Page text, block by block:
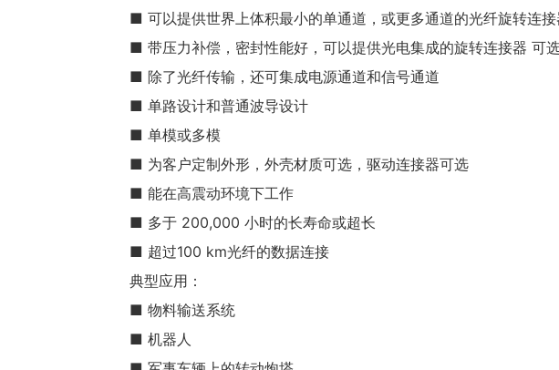
■ 可以提供世界上体积最小的单通道，或更多通道的光纤旋转连接
■ 带压力补偿，密封性能好，可以提供光电集成的旋转连接器 可选
■ 除了光纤传输，还可集成电源通道和信号通道
■ 单路设计和普通波导设计
■ 单模或多模
■ 为客户定制外形，外壳材质可选，驱动连接器可选
■ 能在高震动环境下工作
■ 多于 200,000 小时的长寿命或超长
■ 超过100 km光纤的数据连接
典型应用：
■ 物料输送系统
■ 机器人